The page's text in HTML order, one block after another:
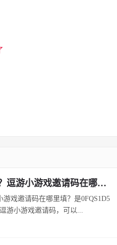
逗游小游戏邀请码是多少？逗游小游戏邀请码在哪里填？
戏邀请码在哪里填？是0FQS1D5
游小游戏邀请码，可以...